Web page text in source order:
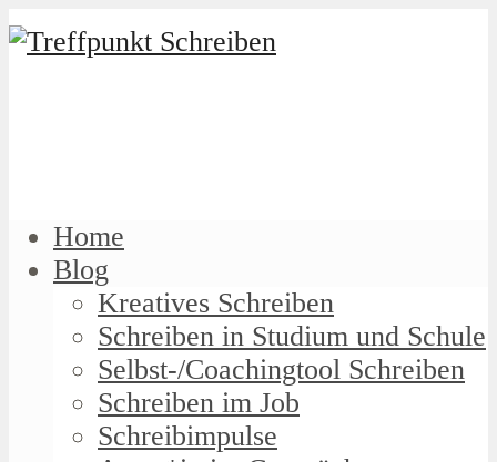
Home
Blog
Kreatives Schreiben
Schreiben in Studium und Schule
Selbst-/Coachingtool Schreiben
Schreiben im Job
Schreibimpulse